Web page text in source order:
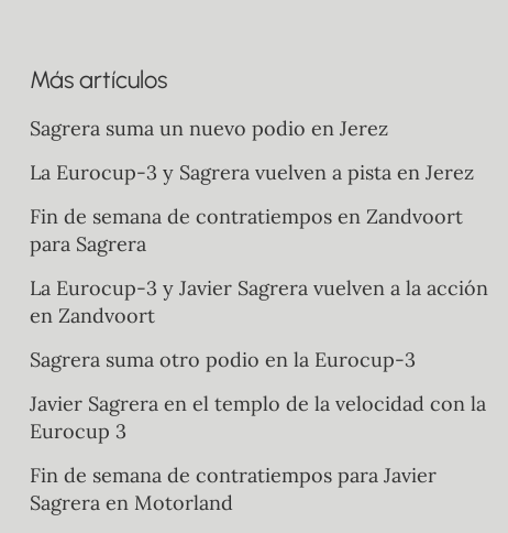
Más artículos
Sagrera suma un nuevo podio en Jerez
La Eurocup-3 y Sagrera vuelven a pista en Jerez
Fin de semana de contratiempos en Zandvoort
para Sagrera
La Eurocup-3 y Javier Sagrera vuelven a la acción
en Zandvoort
Sagrera suma otro podio en la Eurocup-3
Javier Sagrera en el templo de la velocidad con la
Eurocup 3
Fin de semana de contratiempos para Javier
Sagrera en Motorland